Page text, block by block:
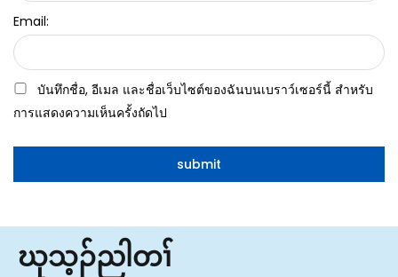
Email:
บันทึกชื่อ, อีเมล และชื่อเว็บไซต์ของฉันบนเบราว์เซอร์นี้ สำหรับ
การแสดงความเห็นครั้งถัดไป
ဃုသ့ၣ်ညါတၢ်